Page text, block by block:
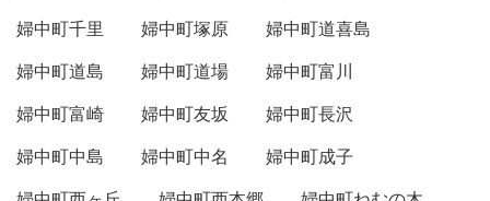
婦中町千里
婦中町塚原
婦中町道喜島
婦中町道島
婦中町道場
婦中町富川
婦中町富崎
婦中町友坂
婦中町長沢
婦中町中島
婦中町中名
婦中町成子